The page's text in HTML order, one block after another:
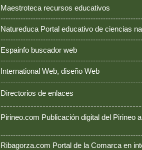
Maestroteca recursos educativos
Natureduca Portal educativo de ciencias
Espainfo buscador web
International Web, diseño Web
Directorios de enlaces
Pirineo.com Publicación digital del Pirineo
Ribagorza.com Portal de la Comarca en